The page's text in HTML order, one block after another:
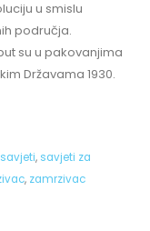
u smislu
područja.
su u pakovanjima
Državama 1930.
savjeti, savjeti za
, zamrzivac